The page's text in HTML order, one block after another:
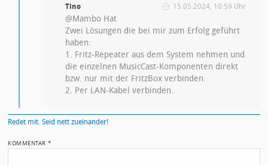
Tino 15.05.2024, 10:59 Uhr
@Mambo Hat
Zwei Lösungen die bei mir zum Erfolg geführt
haben:
1. Fritz-Repeater aus dem System nehmen und
die einzelnen MusicCast-Komponenten direkt
bzw. nur mit der FritzBox verbinden.
2. Per LAN-Kabel verbinden.
Redet mit. Seid nett zueinander!
KOMMENTAR*